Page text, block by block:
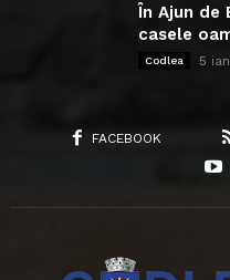
În Ajun de
casele
Codlea 5
FACEBOOK